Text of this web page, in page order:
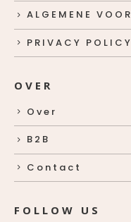
ALGEMENE
PRIVACY POLICY
OVER
Over
B2B
Contact
FOLLOW US